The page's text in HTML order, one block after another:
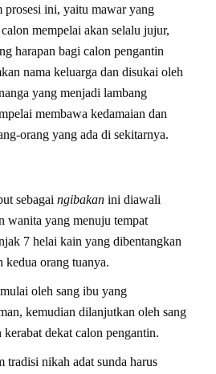
prosesi ini, yaitu mawar yang
mempelai akan selalu jujur,
harapan bagi calon pengantin
nama keluarga dan disukai oleh
yang menjadi lambang
membawa kedamaian dan
orang yang ada di sekitarnya.
sebagai ngibakan ini diawali
wanita yang menuju tempat
7 helai kain yang dibentangkan
kedua orang tuanya.
oleh sang ibu yang
kemudian dilanjutkan oleh sang
dekat calon pengantin.
tradisi nikah adat sunda harus